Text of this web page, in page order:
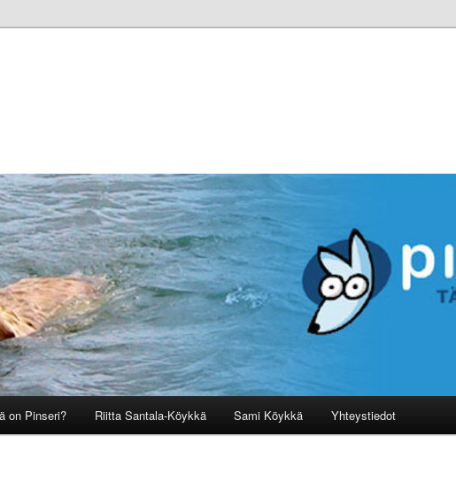
on Pinseri? Riitta Santala-Köykkä Sami Köykkä Yhteystiedot